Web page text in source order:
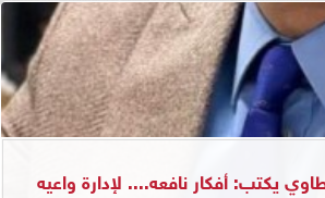
يكتب: أفكار نافعه.... لإدارة واعيه